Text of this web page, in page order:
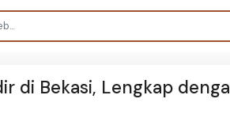
di Bekasi, Lengkap